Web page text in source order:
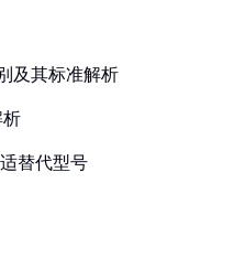
及其标准解析
析
替代型号